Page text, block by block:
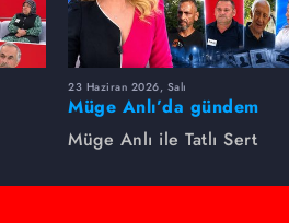
23 Haziran 2026, Salı
Müge Anlı’da gündem
sarsıldı! Kayıp dosyaları ve
aile ihanetleri herkesi şoke
Müge Anlı ile Tatlı Sert